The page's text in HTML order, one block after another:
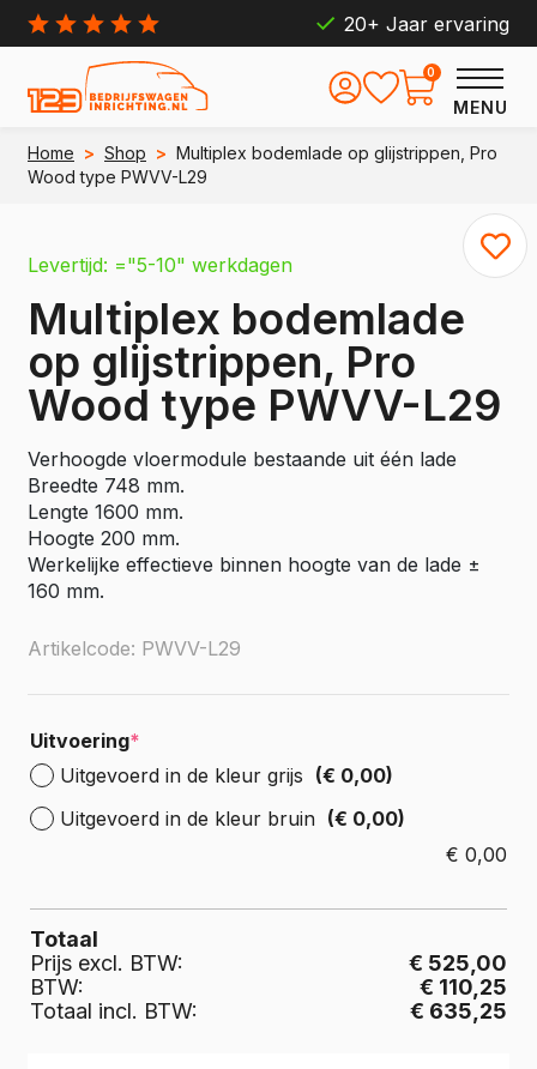
20+ Jaar ervaring
MENU
0
Home > Shop > Multiplex bodemlade op glijstrippen, Pro
Wood type PWVV-L29
Levertijd: ="5-10" werkdagen
Multiplex bodemlade
op glijstrippen, Pro
Wood type PWVV-L29
Verhoogde vloermodule bestaande uit één lade
Breedte 748 mm.
Lengte 1600 mm.
Hoogte 200 mm.
Werkelijke effectieve binnen hoogte van de lade ±
160 mm.
Artikelcode: PWVV-L29
Uitvoering*
Uitgevoerd in de kleur grijs (€ 0,00)
Uitgevoerd in de kleur bruin (€ 0,00)
€ 0,00
Totaal
Prijs excl. BTW:
€ 525,00
BTW:
€ 110,25
Totaal incl. BTW:
€ 635,25